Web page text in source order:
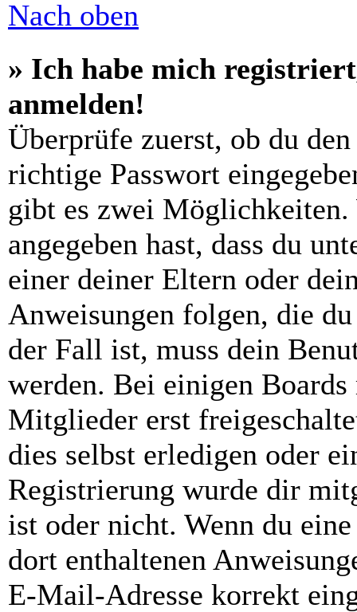
Nach oben
» Ich habe mich
anmelden!
Überprüfe zuerst, ob du
richtige Passwort
gibt es zwei
angegeben hast, dass du
einer deiner Eltern oder
Anweisungen folgen, die
der Fall ist, muss dein
werden. Bei einigen Boards
Mitglieder erst
dies selbst erledigen oder
Registrierung wurde dir
ist oder nicht. Wenn du
dort enthaltenen
E-Mail-Adresse korrekt